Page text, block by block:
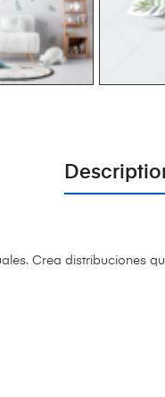
Crea distribuciones